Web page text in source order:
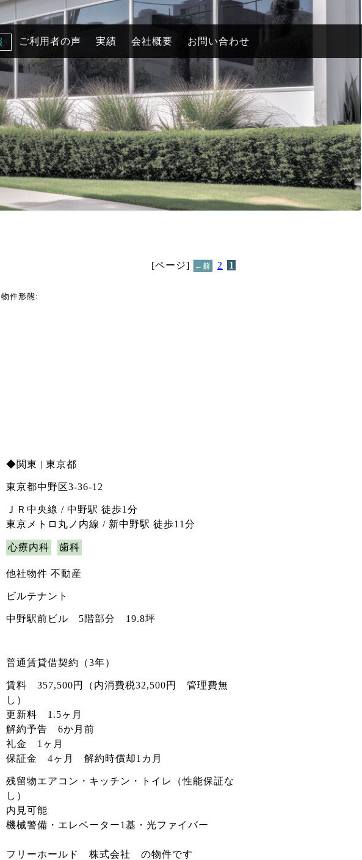
ご利用者の声 実績 会社概要 お問い合わせ
[ページ] ←前 2 1
件形態:
◆関東 | 東京都
東京都中野区3-36-12
ＪＲ中央線 / 中野駅 徒歩1分
東京メトロ丸ノ内線 / 新中野駅 徒歩11分
心療内科 歯科
他社物件 不動産
ビルテナント
中野駅前ビル 5階部分 19.8坪
普通賃貸借契約（3年）
賃料 357,500円（内消費税32,500円 管理費無
し）
更新料 1.5ヶ月
解約予告 6か月前
礼金 1ヶ月
保証金 4ヶ月 解約時償却1カ月
残留物エアコン・キッチン・トイレ（性能保証な
し）
内見可能
機械警備・エレベーター1基・光ファイバー
フリーホールド 株式会社 の物件です